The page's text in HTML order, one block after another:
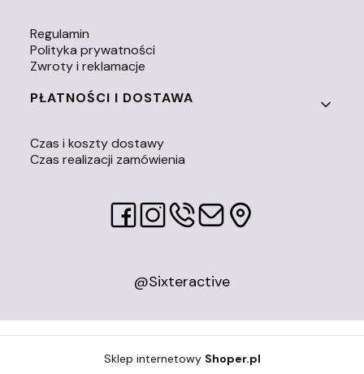
Regulamin
Polityka prywatności
Zwroty i reklamacje
PŁATNOŚCI I DOSTAWA
Czas i koszty dostawy
Czas realizacji zamówienia
@Sixteractive
Sklep internetowy Shoper.pl